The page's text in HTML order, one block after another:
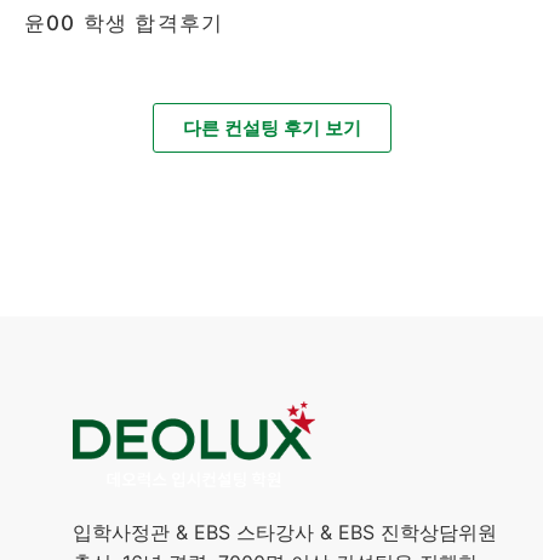
윤00 학생 합격후기
다른 컨설팅 후기 보기
입학사정관 & EBS 스타강사 & EBS 진학상담위원